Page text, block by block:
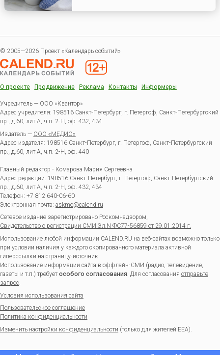
© 2005—2026 Проект «Календарь событий»
О проекте Продвижение Реклама Контакты Информеры
Учредитель — ООО «Квантор»
Адрес учредителя: 198516 Санкт-Петербург, г. Петергоф, Санкт-Петербургский
пр., д.60, лит.А, ч.п. 2-Н, оф. 432, 434
Издатель — ООО «МЕДИО»
Адрес издателя: 198516 Санкт-Петербург, г. Петергоф, Санкт-Петербургский
пр., д.60, лит.А, ч.п. 2-Н, оф. 440
Главный редактор - Комарова Мария Сергеевна
Адрес редакции: 198516 Санкт-Петербург, г. Петергоф Санкт-Петербургский
пр., д.60, лит.А, ч.п. 2-Н, оф. 432, 434
Телефон: +7 812 640-06-60
Электронная почта: askme@calend.ru
Сетевое издание зарегистрировано Роскомнадзором,
Свидетельство о регистрации СМИ Эл.N ФС77-56859 от 29.01.2014 г.
Использование любой информации CALEND.RU на веб-сайтах возможно только
при условии наличия у каждого скопированного материала активной
гиперссылки на страницу-источник.
Использование информации сайта в оффлайн-СМИ (радио, телевидение,
газеты и т.п.) требуетособого согласования. Для согласования отправьте
запрос.
Условия использования сайта
Пользовательское соглашение
Политика конфиденциальности
Изменить настройки конфиденциальности (только для жителей EEA).